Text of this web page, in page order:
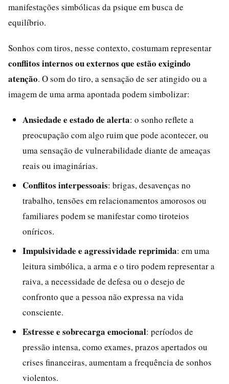
manifestações simbólicas da psique em busca de
equilíbrio.
Sonhos com tiros, nesse contexto, costumam representar
conflitos internos ou externos que estão exigindo
atenção. O som do tiro, a sensação de ser atingido ou a
imagem de uma arma apontada podem simbolizar:
Ansiedade e estado de alerta: o sonho reflete a
preocupação com algo ruim que pode acontecer, ou
uma sensação de vulnerabilidade diante de ameaças
reais ou imaginárias.
Conflitos interpessoais: brigas, desavenças no
trabalho, tensões em relacionamentos amorosos ou
familiares podem se manifestar como tiroteios
oníricos.
Impulsividade e agressividade reprimida: em uma
leitura simbólica, a arma e o tiro podem representar a
raiva, a necessidade de defesa ou o desejo de
confronto que a pessoa não expressa na vida
consciente.
Estresse e sobrecarga emocional: períodos de
pressão intensa, como exames, prazos apertados ou
crises financeiras, aumentam a frequência de sonhos
violentos.